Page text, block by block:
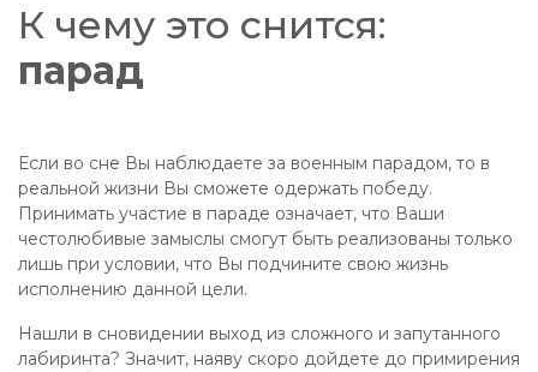
К чему это снится:
парад
Если во сне Вы наблюдаете за военным парадом, то в
реальной жизни Вы сможете одержать победу.
Принимать участие в параде означает, что Ваши
честолюбивые замыслы смогут быть реализованы только
лишь при условии, что Вы подчините свою жизнь
исполнению данной цели.
Нашли в сновидении выход из сложного и запутанного
лабиринта? Значит, наяву скоро дойдете до примирения